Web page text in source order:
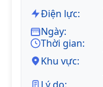
Điện lực:
Ngày:
Thời gian:
Khu vực: